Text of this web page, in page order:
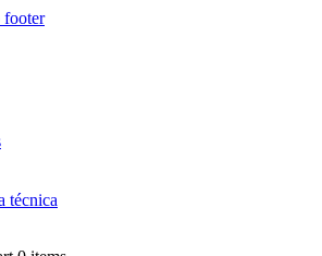
footer
técnica